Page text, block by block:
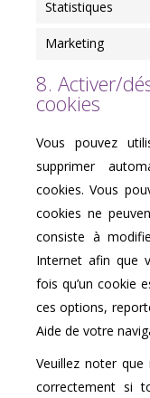
Statistiques
Marketing
8. Activer/
cookies
Vous pouvez
supprimer
cookies. Vous
cookies ne
consiste à
Internet afin que
fois qu’un cookie
ces options,
Aide de votre
Veuillez noter
correctement si